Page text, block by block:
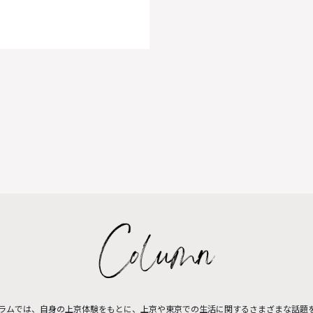
ムでは、自身の上京体験をもとに、上京や東京での生活に関するさまざまな話題